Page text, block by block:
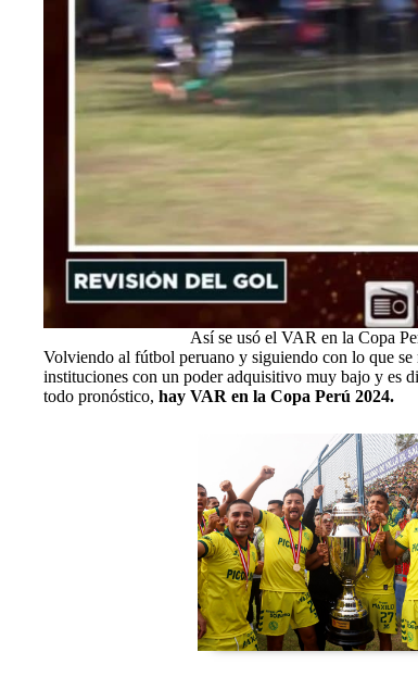
Así se usó el VAR en la Copa
Volviendo al fútbol peruano y siguiendo con lo que
instituciones con un poder adquisitivo muy bajo y es
todo pronóstico, hay VAR en la Copa Perú 2024.